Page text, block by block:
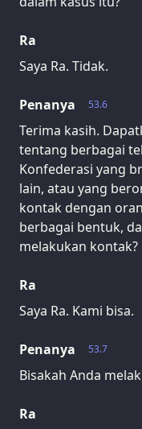
Ra
Saya Ra. Tidak.
53.6
Penanya
Terima kasih.
tentang berbagai
Konfederasi yang
lain, atau yang
kontak dengan
berbagai bentuk,
melakukan kontak?
Ra
Saya Ra. Kami bisa.
53.7
Penanya
Bisakah Anda
Ra